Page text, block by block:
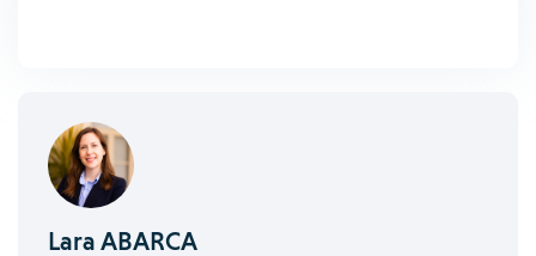
Lara ABARCA